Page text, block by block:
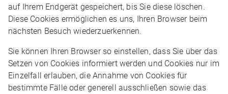
auf Ihrem Endgerät gespeichert, bis Sie diese löschen.
Diese Cookies ermöglichen es uns, Ihren Browser beim
nächsten Besuch wiederzuerkennen.
Sie können Ihren Browser so einstellen, dass Sie über das
Setzen von Cookies informiert werden und Cookies nur im
Einzelfall erlauben, die Annahme von Cookies für
bestimmte Fälle oder generell ausschließen sowie das